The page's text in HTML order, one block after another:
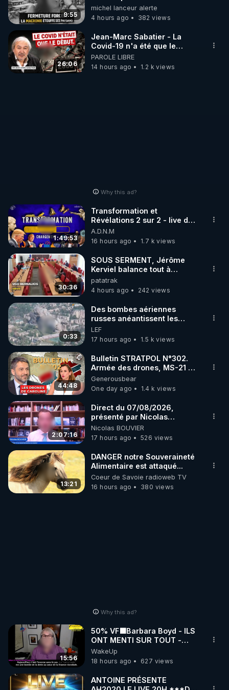
9:55
une dictature qui veut faire
taire ses opposant !
michel lanceur alerte
4 hours ago
382 views
26:06
Jean-Marc Sabatier - La
Covid-19 n'a été que le
début - L'ARNm & l'ARNm-aa
jusqu où auront-t-il ?
PAROLE LIBRE
14 hours ago
1.2 k views
Why this ad?
1:49:53
Transformation et
Révélations 2 sur 2 - live du
07/08/26
A.D.N.M
16 hours ago
1.7 k views
30:36
SOUS SERMENT, Jérôme
Kerviel balance tout à
l'Assemblée !
patatrak
4 hours ago
242 views
0:33
Des bombes aériennes
russes anéantissent les
centres de contrôle de
drones de 3 brigades
ukrainienne
LEF
17 hours ago
1.5 k views
44:48
Bulletin STRATPOL N°302.
Armée des drones, MS-21 en
série, missiles coréens.
07.08.2026.
Generousbear
One day ago
1.4 k views
2:07:16
Direct du 07/08/2026,
présenté par Nicolas
BOUVIER
Nicolas BOUVIER
17 hours ago
526 views
13:21
DANGER notre Souveraineté
Alimentaire est attaqué...
Coeur de Savoie radioweb TV
16 hours ago
380 views
Why this ad?
15:56
50% VF🟩Barbara Boyd - ILS
ONT MENTI SUR TOUT -
Jocelyne Traduction
WakeUp
18 hours ago
627 views
ANTOINE PRÉSENTE